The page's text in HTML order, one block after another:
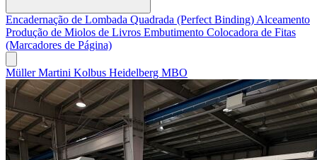
Encadernação de Lombada Quadrada (Perfect Binding) Alceamento
Produção de Miolos de Livros Embutimento Colocadora de Fitas
(Marcadores de Página)
Müller Martini Kolbus Heidelberg MBO